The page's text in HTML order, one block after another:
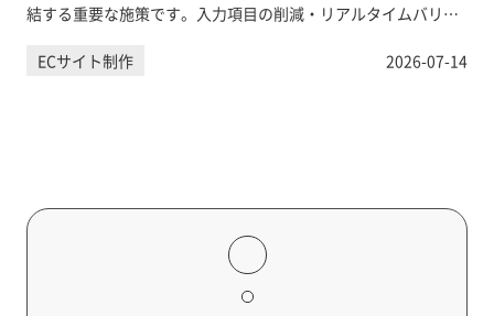
結する重要な施策です。入力項目の削減・リアルタイムバリデ
ーション・住所自動入力など、購入フォームの離脱を防ぐ具体
ECサイト制作 2026-07-14